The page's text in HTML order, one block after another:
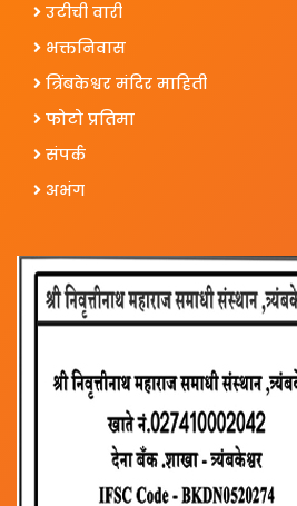
उटीची वारी
भक्तनिवास
त्रिंबकेश्वर मंदिर माहिती
फोटो प्रतिमा
संपर्क
अभंग